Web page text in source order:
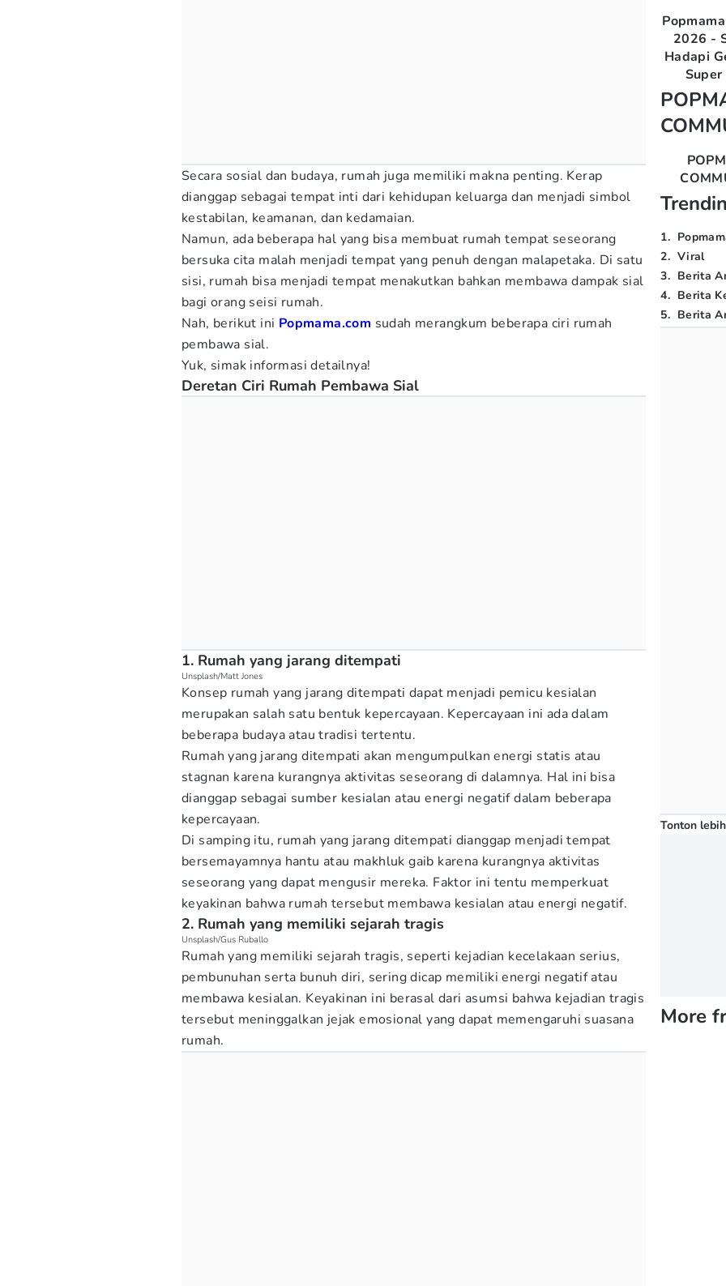
Secara sosial dan budaya, rumah juga memiliki makna penting. Kerap
dianggap sebagai tempat inti dari kehidupan keluarga dan menjadi simbol
kestabilan, keamanan, dan kedamaian.
Namun, ada beberapa hal yang bisa membuat rumah tempat seseorang
bersuka cita malah menjadi tempat yang penuh dengan malapetaka. Di satu
sisi, rumah bisa menjadi tempat menakutkan bahkan membawa dampak sial
bagi orang seisi rumah.
Nah, berikut ini Popmama.com sudah merangkum beberapa ciri rumah
pembawa sial.
Yuk, simak informasi detailnya!
Deretan Ciri Rumah Pembawa Sial
1. Rumah yang jarang ditempati
Unsplash/Matt Jones
Konsep rumah yang jarang ditempati dapat menjadi pemicu kesialan
merupakan salah satu bentuk kepercayaan. Kepercayaan ini ada dalam
beberapa budaya atau tradisi tertentu.
Rumah yang jarang ditempati akan mengumpulkan energi statis atau
stagnan karena kurangnya aktivitas seseorang di dalamnya. Hal ini bisa
dianggap sebagai sumber kesialan atau energi negatif dalam beberapa
kepercayaan.
Di samping itu, rumah yang jarang ditempati dianggap menjadi tempat
bersemayamnya hantu atau makhluk gaib karena kurangnya aktivitas
seseorang yang dapat mengusir mereka. Faktor ini tentu memperkuat
keyakinan bahwa rumah tersebut membawa kesialan atau energi negatif.
2. Rumah yang memiliki sejarah tragis
Unsplash/Gus Ruballo
Rumah yang memiliki sejarah tragis, seperti kejadian kecelakaan serius,
pembunuhan serta bunuh diri, sering dicap memiliki energi negatif atau
membawa kesialan. Keyakinan ini berasal dari asumsi bahwa kejadian tragis
tersebut meninggalkan jejak emosional yang dapat memengaruhi suasana
rumah.
2026 -
Hadapi
1.
2. Viral
3. Berita
4. Berita
5. Berita
Tonton
More